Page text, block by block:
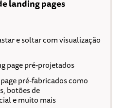
landing pages
e soltar com visualização
page pré-projetados
pré-fabricados como
botões de
e muito mais